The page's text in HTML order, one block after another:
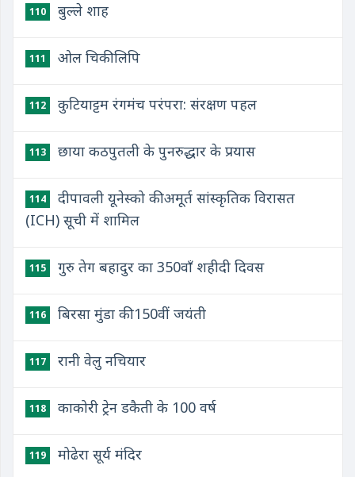
110 बुल्ले शाह
111 ओल चिकी लिपि
112 कुटियाट्टम रंगमंच परंपरा: संरक्षण पहल
113 छाया कठपुतली के पुनरुद्धार के प्रयास
114
दीपावली यूनेस्को की अमूर्त सांस्कृतिक विरासत
(ICH) सूची में शामिल
115 गुरु तेग बहादुर का 350वाँ शहीदी दिवस
116 बिरसा मुंडा की 150वीं जयंती
117 रानी वेलु नचियार
118 काकोरी ट्रेन डकैती के 100 वर्ष
119 मोढेरा सूर्य मंदिर